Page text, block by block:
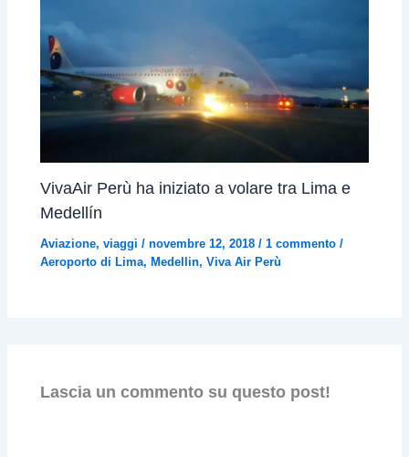
VivaAir Perù ha iniziato a volare tra Lima e
Medellín
Aviazione,viaggi /novembre 12, 2018/1 commento /
Aeroporto di Lima, Medellin,Viva Air Perù
Lascia un commento su questo post!